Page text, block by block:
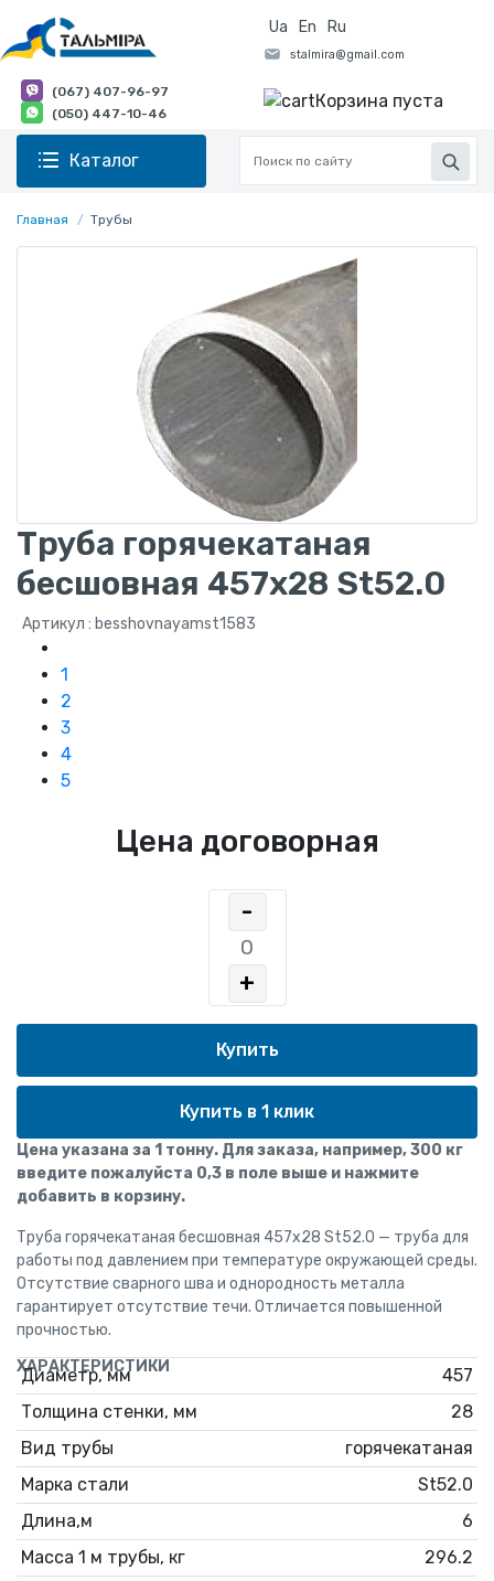
Ua En Ru
(067) 407-96-97
(050) 447-10-46
Корзина пуста
Каталог
Главная Трубы
Труба горячекатаная
бесшовная 457х28 St52.0
Артикул : besshovnayamst1583
1
2
3
4
5
Цена договорная
-
+
Купить в 1 клик
Цена указана за 1 тонну. Для заказа, например, 300 кг
введите пожалуйста 0,3 в поле выше и нажмите
добавить в корзину.
Труба горячекатаная бесшовная 457х28 St52.0 — труба для
работы под давлением при температуре окружающей среды.
Отсутствие сварного шва и однородность металла
гарантирует отсутствие течи. Отличается повышенной
прочностью.
ХАРАКТЕРИСТИКИ
Диаметр, мм
457
Толщина стенки, мм
28
Вид трубы
горячекатаная
Марка стали
St52.0
Длина,м
6
Масса 1 м трубы, кг
296.2